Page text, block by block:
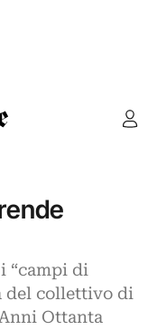
“campi di
del collettivo di
Ottanta